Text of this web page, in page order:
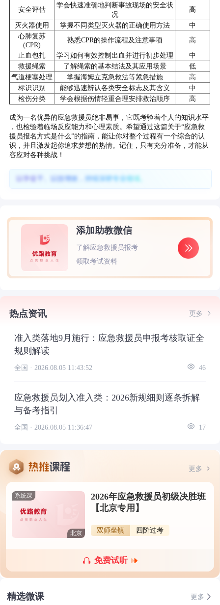
安全评估
学会快速准确地判断事故现场的安全状
况
高
灭火器使用
掌握不同类型灭火器的正确使用方法
中
心肺复苏
(CPR)
熟悉CPR的操作流程及注意事项
高
止血包扎
学习如何有效控制出血并进行初步处理
中
救援绳索
了解绳索的基本结法及其应用场景
低
气道梗塞处理
掌握海姆立克急救法等紧急措施
高
标识识别
能够迅速辨认各类安全标志及其含义
中
检伤分类
学会根据伤情轻重合理安排救治顺序 高
成为一名优异的应急救援员绝非易事，它既考验着个人的知识水平
，也检验着临场反应能力和心理素质。希望通过这篇关于“应急救
援员报名方式是什么”的指南，能让你对整个过程有一个综合的认
识，并且激发起你追求梦想的热情。记住，只有充分准备，才能从
容应对各种挑战！
以学促干、以技增效，持续深耕专业领域。
添加助教微信
了解应急救援员报考
领取考试资料
热点资讯 更多
准入类落地9月施行：应急救援员申报考核取证全
规则解读
全国 · 2026.08.05 11:43:52 46
应急救援员划入准入类：2026新规细则逐条拆解
与备考指引
全国 · 2026.08.05 11:36:47 17
更多
系统课
北京
2026年应急救援员初级决胜班
【北京专用】
双师坐镇 四阶过考
免费试听
精选微课 更多